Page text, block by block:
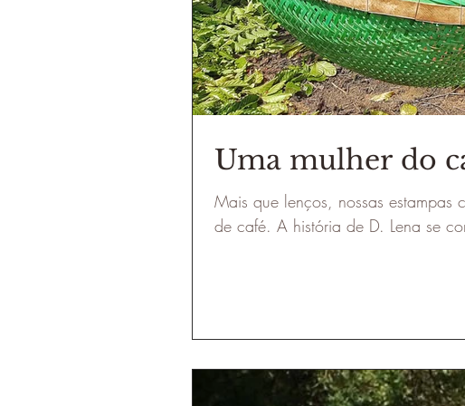
Uma mulher do
Mais que lenços, nossas estampas
de café. A história de D. Lena se